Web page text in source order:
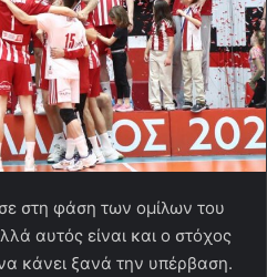
στη φάση των ομίλων του
αυτός είναι και ο στόχος
κάνει ξανά την υπέρβαση.